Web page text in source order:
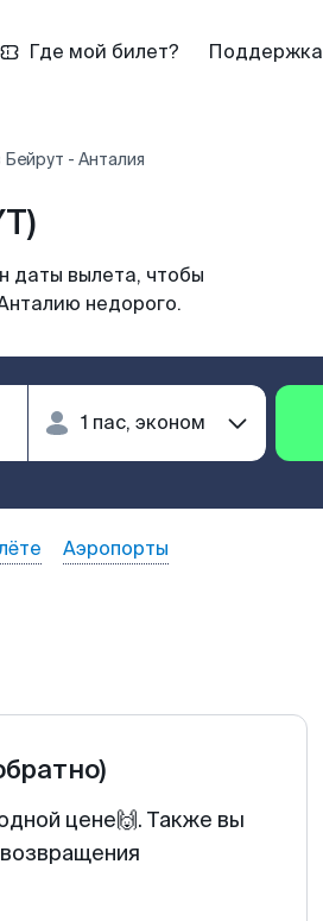
Где мой билет? Поддержка
- Анталия
даты вылета, чтобы
недорого.
Аэропорты
цене🙌. Также вы